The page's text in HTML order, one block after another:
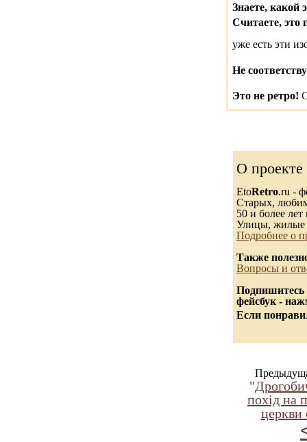
Знаете, какой
Считаете, это
уже есть эти
Не
Это не ретро!
О проекте
EtoRetro.ru -
Старых,
50 и более лет
Улицы, жилые
Подробнее о
Также
Вопросы и
Подпишитесь
фейсбук -
Если
"
похід на
церкви